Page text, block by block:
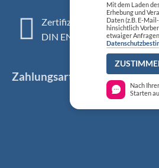
Zertifiziertes QM-System
DIN EN ISO 13485
Zahlungsarten
Mit dem Laden
Erhebung und
Daten (z.B. E-
hinsichtlich
etwaiger
Nach
Starten